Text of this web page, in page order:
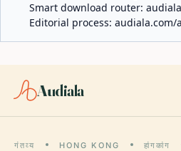
Smart download router:
Editorial process: audiala.com/
Audiala
गंतव्य HONG KONG हांगकांग